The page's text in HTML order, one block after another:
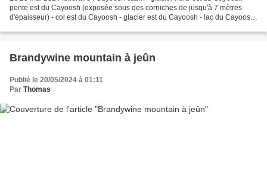
pente est du Cayoosh (exposée sous des corniches de jusqu'à 7 mètres
d'épaisseur) - col est du Cayoosh - glacier est du Cayoosh - lac du Cayoosh
Brandywine mountain à jeûn
Publié le 20/05/2024 à 01:11
Par Thomas